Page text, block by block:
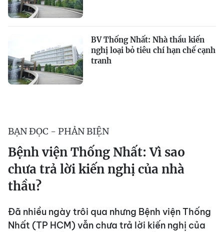
BV Thống Nhất: Nhà thầu kiến
nghị loại bỏ tiêu chí hạn chế cạnh
tranh
BẠN ĐỌC - PHẢN BIỆN
Bệnh viện Thống Nhất: Vì sao
chưa trả lời kiến nghị của nhà
thầu?
Đã nhiều ngày trôi qua nhưng Bệnh viện Thống
Nhất (TP HCM) vẫn chưa trả lời kiến nghị của